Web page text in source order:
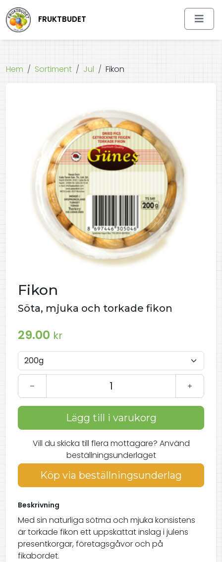
FRUKTBUDET
Hem Sortiment Jul Fikon
Fikon
Söta, mjuka och torkade fikon
29.00 kr
Lägg till i varukorg
Vill du skicka till flera mottagare? Använd
beställningsunderlaget
Köp via beställningsunderlag
Beskrivning
Med sin naturliga sötma och mjuka konsistens
är torkade fikon ett uppskattat inslag i julens
presentkorgar, företagsgåvor och på
fikabordet.